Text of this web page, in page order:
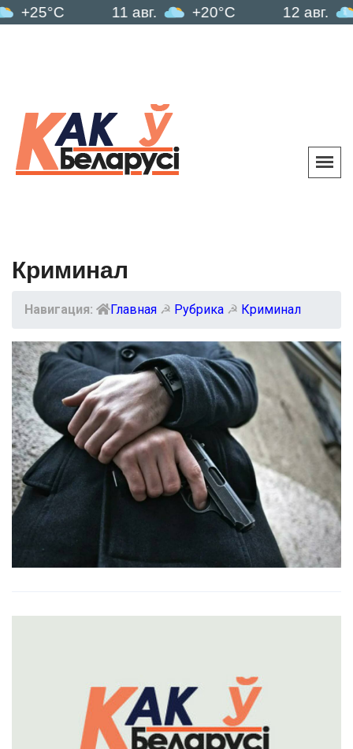
11 авг. +20°C 12 авг. +18°C
Криминал
Навигация: Главная ☭ Рубрика ☭ Криминал